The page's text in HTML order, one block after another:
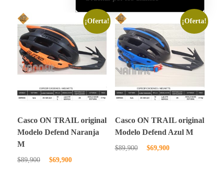
¡Oferta!
Casco ON TRAIL original
Modelo Defend Naranja
M
$89,900 $69,900
¡Oferta!
Casco ON TRAIL original
Modelo Defend Azul M
$89,900 $69,900